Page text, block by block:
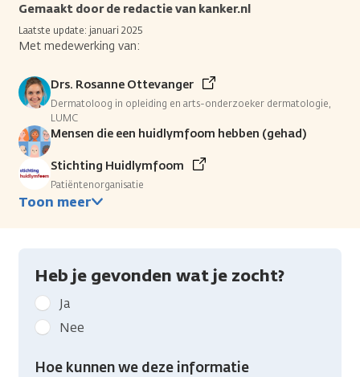
Gemaakt door de redactie van kanker.nl
Laatste update: januari 2025
Met medewerking van:
Drs. Rosanne Ottevanger
Dermatoloog in opleiding en arts-onderzoeker dermatologie,
LUMC
Mensen die een huidlymfoom hebben (gehad)
Stichting Huidlymfoom
Patiëntenorganisatie
Toon meer
Heb je gevonden wat je zocht?
Geef
kanker.nl
feedback:
Heb
Ja
Nee
Hoe kunnen we deze informatie